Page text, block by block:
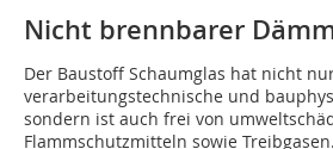
Nicht brennbarer
Der Baustoff Schaumglas hat nicht
verarbeitungstechnische und
sondern ist auch frei von
Flammschutzmitteln sowie